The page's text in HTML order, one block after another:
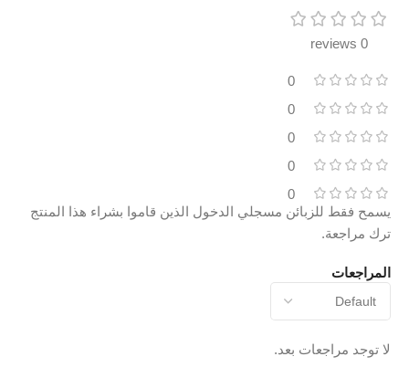
0 reviews
0
0
0
0
0
المراجعات
لا توجد مراجعات بعد.
يسمح فقط للزبائن مسجلي الدخول الذين قاموا بشراء هذا المنتج
ترك مراجعة.